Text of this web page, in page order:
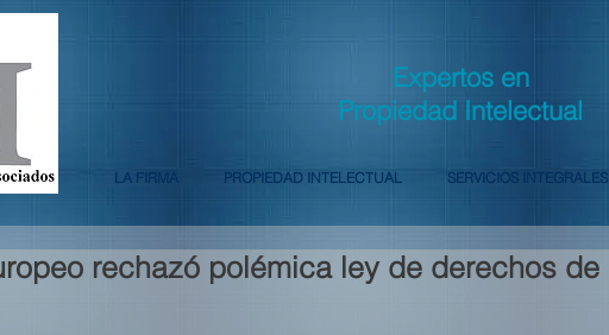
Expertos en
Propiedad Intelectual
LA FIRMA PROPIEDAD INTELECTUAL SERVICIOS INTEGRALES
rechazó polémica ley de derechos de